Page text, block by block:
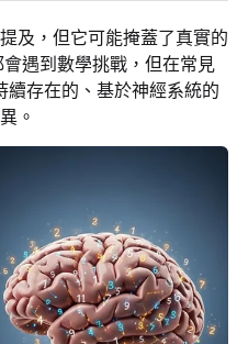
及，但它可能掩蓋了真實的
遇到數學挑戰，但在常見
續存在的、基於神經系統的
。